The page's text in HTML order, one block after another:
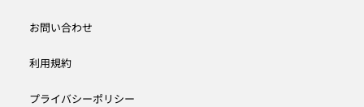
お問い合わせ
利用規約
プライバシーポリシー